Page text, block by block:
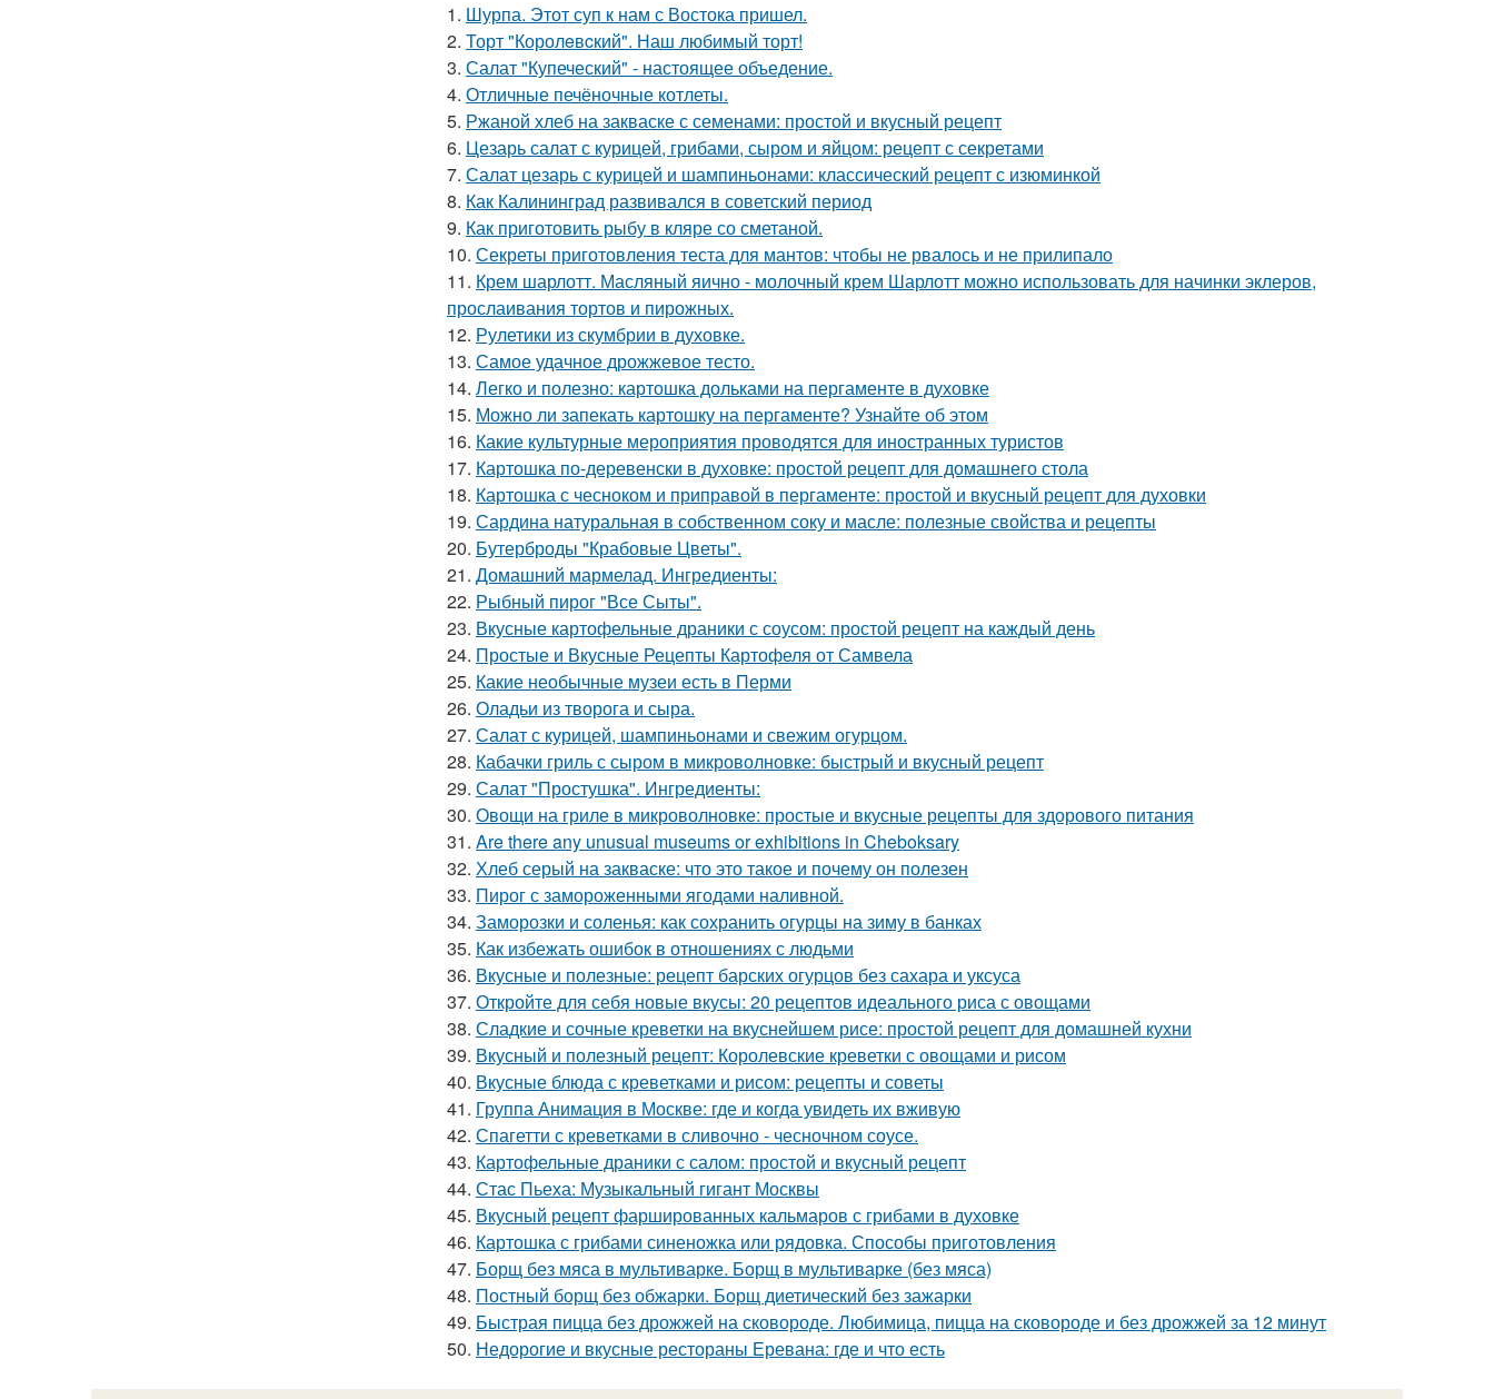
1. Шурпа. Этот суп к нам с Востока пришел.
2. Торт "Королeвcкий". Наш любимый торт!
3. Салат "Купеческий" - настоящее объедение.
4. Отличные печёночные котлеты.
5. Ржаной хлеб на закваске с семенами: простой и вкусный рецепт
6. Цезарь салат с курицей, грибами, сыром и яйцом: рецепт с секретами
7. Салат цезарь с курицей и шампиньонами: классический рецепт с изюминкой
8. Как Калининград развивался в советский период
9. Как приготовить рыбу в кляре со сметаной.
10. Секреты приготовления теста для мантов: чтобы не рвалось и не прилипало
11. Крем шарлотт. Масляный яично - молочный крем Шарлотт можно использовать для начинки эклеров,
прослаивания тортов и пирожных.
12. Рулетики из скумбрии в духовке.
13. Самое удачное дрожжевое тесто.
14. Легко и полезно: картошка дольками на пергаменте в духовке
15. Можно ли запекать картошку на пергаменте? Узнайте об этом
16. Какие культурные мероприятия проводятся для иностранных туристов
17. Картошка по-деревенски в духовке: простой рецепт для домашнего стола
18. Картошка с чесноком и приправой в пергаменте: простой и вкусный рецепт для духовки
19. Сардина натуральная в собственном соку и масле: полезные свойства и рецепты
20. Бутерброды "Крабовые Цветы".
21. Домашний мармелад. Ингредиенты:
22. Рыбный пирог "Все Сыты".
23. Вкусные картофельные драники с соусом: простой рецепт на каждый день
24. Простые и Вкусные Рецепты Картофеля от Самвела
25. Какие необычные музеи есть в Перми
26. Оладьи из творога и сыра.
27. Салат с курицей, шампиньонами и свежим огурцом.
28. Кабачки гриль с сыром в микроволновке: быстрый и вкусный рецепт
29. Салат "Простушка". Ингредиенты:
30. Овощи на гриле в микроволновке: простые и вкусные рецепты для здорового питания
31. Are there any unusual museums or exhibitions in Cheboksary
32. Хлеб серый на закваске: что это такое и почему он полезен
33. Пирог с замороженными ягодами наливной.
34. Заморозки и соленья: как сохранить огурцы на зиму в банках
35. Как избежать ошибок в отношениях с людьми
36. Вкусные и полезные: рецепт барских огурцов без сахара и уксуса
37. Откройте для себя новые вкусы: 20 рецептов идеального риса с овощами
38. Сладкие и сочные креветки на вкуснейшем рисе: простой рецепт для домашней кухни
39. Вкусный и полезный рецепт: Королевские креветки с овощами и рисом
40. Вкусные блюда с креветками и рисом: рецепты и советы
41. Группа Анимация в Москве: где и когда увидеть их вживую
42. Спагетти с креветками в сливочно - чесночном соусе.
43. Картофельные драники с салом: простой и вкусный рецепт
44. Стас Пьеха: Музыкальный гигант Москвы
45. Вкусный рецепт фаршированных кальмаров с грибами в духовке
46. Картошка с грибами синеножка или рядовка. Способы приготовления
47. Борщ без мяса в мультиварке. Борщ в мультиварке (без мяса)
48. Постный борщ без обжарки. Борщ диетический без зажарки
49. Быстрая пицца без дрожжей на сковороде. Любимица, пицца на сковороде и без дрожжей за 12 минут
50. Недорогие и вкусные рестораны Еревана: где и что есть